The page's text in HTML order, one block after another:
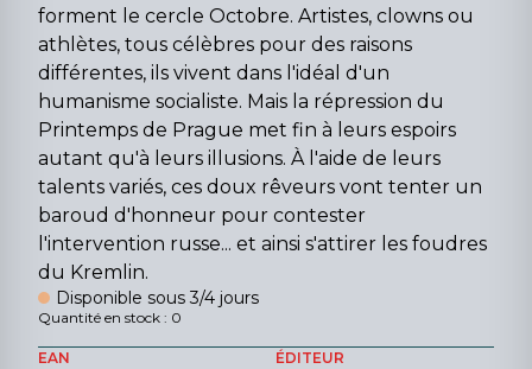
forment le cercle Octobre. Artistes, clowns ou
athlètes, tous célèbres pour des raisons
différentes, ils vivent dans l'idéal d'un
humanisme socialiste. Mais la répression du
Printemps de Prague met fin à leurs espoirs
autant qu'à leurs illusions. À l'aide de leurs
talents variés, ces doux rêveurs vont tenter un
baroud d'honneur pour contester
l'intervention russe... et ainsi s'attirer les foudres
du Kremlin.
Disponible sous 3/4 jours
Quantité en stock : 0
EAN ÉDITEUR